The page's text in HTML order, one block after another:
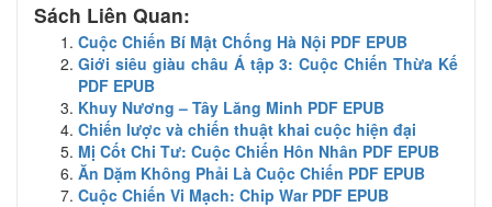
Sách Liên Quan:
Cuộc Chiến Bí Mật Chống Hà Nội PDF EPUB
Giới siêu giàu châu Á tập 3: Cuộc Chiến Thừa Kế
PDF EPUB
Khuy Nương – Tây Lăng Minh PDF EPUB
Chiến lược và chiến thuật khai cuộc hiện đại
Mị Cốt Chi Tư: Cuộc Chiến Hôn Nhân PDF EPUB
Ăn Dặm Không Phải Là Cuộc Chiến PDF EPUB
Cuộc Chiến Vi Mạch: Chip War PDF EPUB